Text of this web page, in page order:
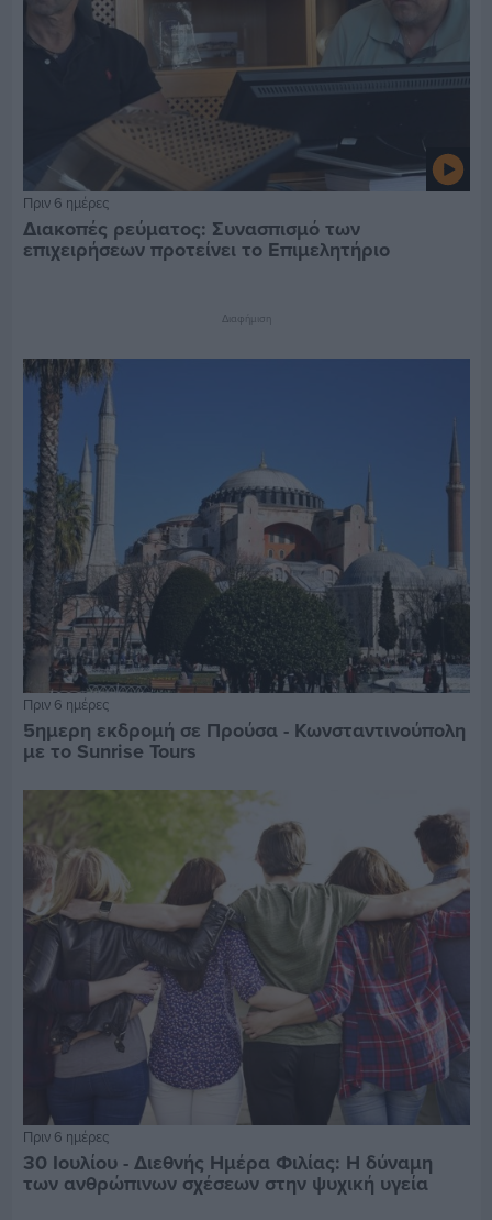
Πριν 6 ημέρες
Διακοπές ρεύματος: Συνασπισμό των
επιχειρήσεων προτείνει το Επιμελητήριο
Διαφήμιση
Πριν 6 ημέρες
5ημερη εκδρομή σε Προύσα - Κωνσταντινούπολη
με το Sunrise Tours
Πριν 6 ημέρες
30 Ιουλίου - Διεθνής Ημέρα Φιλίας: Η δύναμη
των ανθρώπινων σχέσεων στην ψυχική υγεία